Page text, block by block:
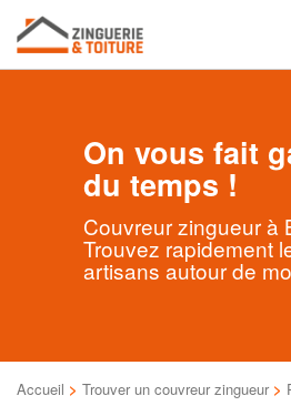
On vous fait
du temps !
Couvreur zingueur à
Trouvez rapidement
artisans autour de
Accueil > Trouver un couvreur zingueur >